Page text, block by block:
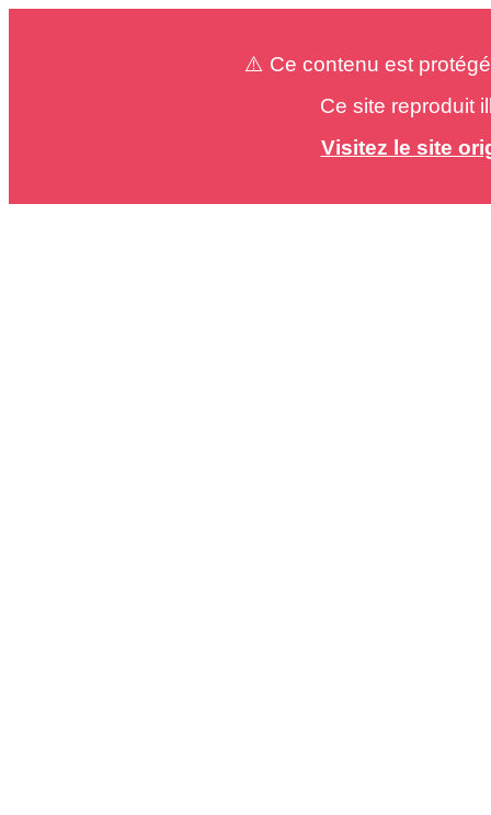
⚠️ Ce contenu est
Ce site reproduit
Visitez le site